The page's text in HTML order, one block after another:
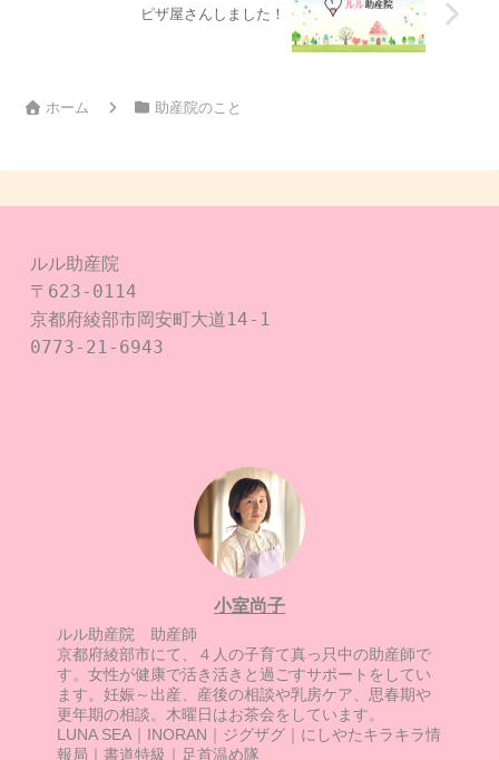
ピザ屋さんしました！
ホーム 助産院のこと
ルル助産院
〒623-0114
京都府綾部市岡安町大道14-1
0773-21-6943
小室尚子
ルル助産院 助産師
京都府綾部市にて、４人の子育て真っ只中の助産師で
す。女性が健康で活き活きと過ごすサポートをしてい
ます。妊娠～出産、産後の相談や乳房ケア、思春期や
更年期の相談。木曜日はお茶会をしています。
LUNA SEA｜INORAN｜ジグザグ｜にしやたキラキラ情
報局｜書道特級｜足首温め隊